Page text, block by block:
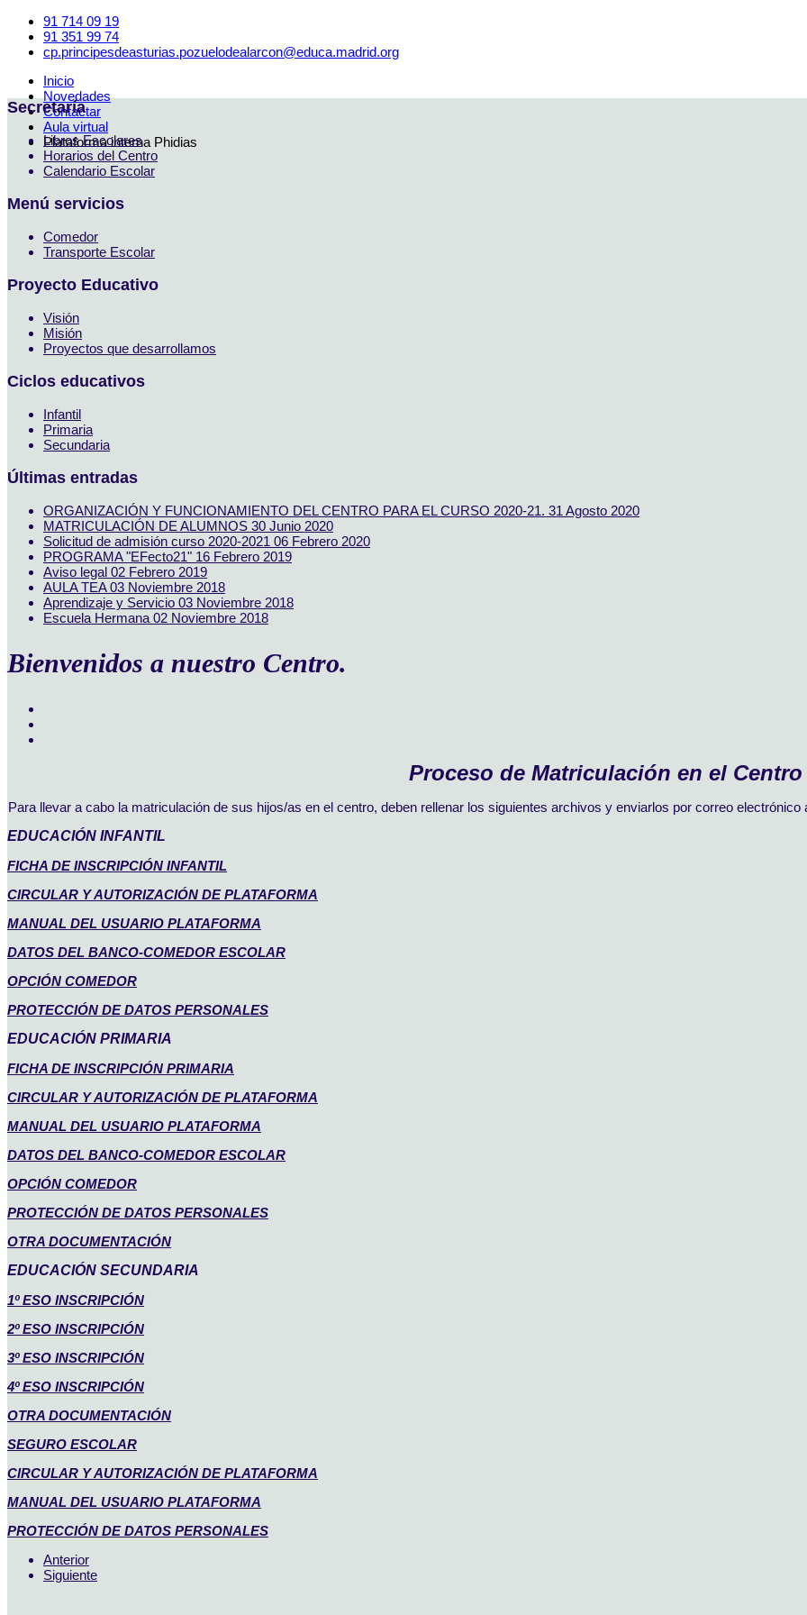
91 714 09 19
91 351 99 74
cp.principesdeasturias.pozuelodealarcon@educa.madrid.org
Inicio
Novedades
Contactar
Aula virtual
Plataforma interna Phidias
Secretaría
Libros Escolares
Horarios del Centro
Calendario Escolar
Menú servicios
Comedor
Transporte Escolar
Proyecto Educativo
Visión
Misión
Proyectos que desarrollamos
Ciclos educativos
Infantil
Primaria
Secundaria
Últimas entradas
ORGANIZACIÓN Y FUNCIONAMIENTO DEL CENTRO PARA EL CURSO 2020-21. 31 Agosto 2020
MATRICULACIÓN DE ALUMNOS 30 Junio 2020
Solicitud de admisión curso 2020-2021 06 Febrero 2020
PROGRAMA "EFecto21" 16 Febrero 2019
Aviso legal 02 Febrero 2019
AULA TEA03 Noviembre 2018
Aprendizaje y Servicio 03 Noviembre 2018
Escuela Hermana02 Noviembre 2018
Bienvenidos a nuestro Centro.
Proceso de Matriculación en el Centro
Para llevar a cabo la matriculación de sus hijos/as en el centro, deben rellenar los siguientes archivos y enviarlos por correo electrónico
EDUCACIÓN INFANTIL
FICHA DE INSCRIPCIÓN INFANTIL
CIRCULAR Y AUTORIZACIÓN DE PLATAFORMA
MANUAL DEL USUARIO PLATAFORMA
DATOS DEL BANCO-COMEDOR ESCOLAR
OPCIÓN COMEDOR
PROTECCIÓN DE DATOS PERSONALES
EDUCACIÓN PRIMARIA
FICHA DE INSCRIPCIÓN PRIMARIA
CIRCULAR Y AUTORIZACIÓN DE PLATAFORMA
MANUAL DEL USUARIO PLATAFORMA
DATOS DEL BANCO-COMEDOR ESCOLAR
OPCIÓN COMEDOR
PROTECCIÓN DE DATOS PERSONALES
OTRA DOCUMENTACIÓN
EDUCACIÓN SECUNDARIA
1º ESO INSCRIPCIÓN
2º ESO INSCRIPCIÓN
3º ESO INSCRIPCIÓN
4º ESO INSCRIPCIÓN
OTRA DOCUMENTACIÓN
SEGURO ESCOLAR
CIRCULAR Y AUTORIZACIÓN DE PLATAFORMA
MANUAL DEL USUARIO PLATAFORMA
PROTECCIÓN DE DATOS PERSONALES
Anterior
Siguiente